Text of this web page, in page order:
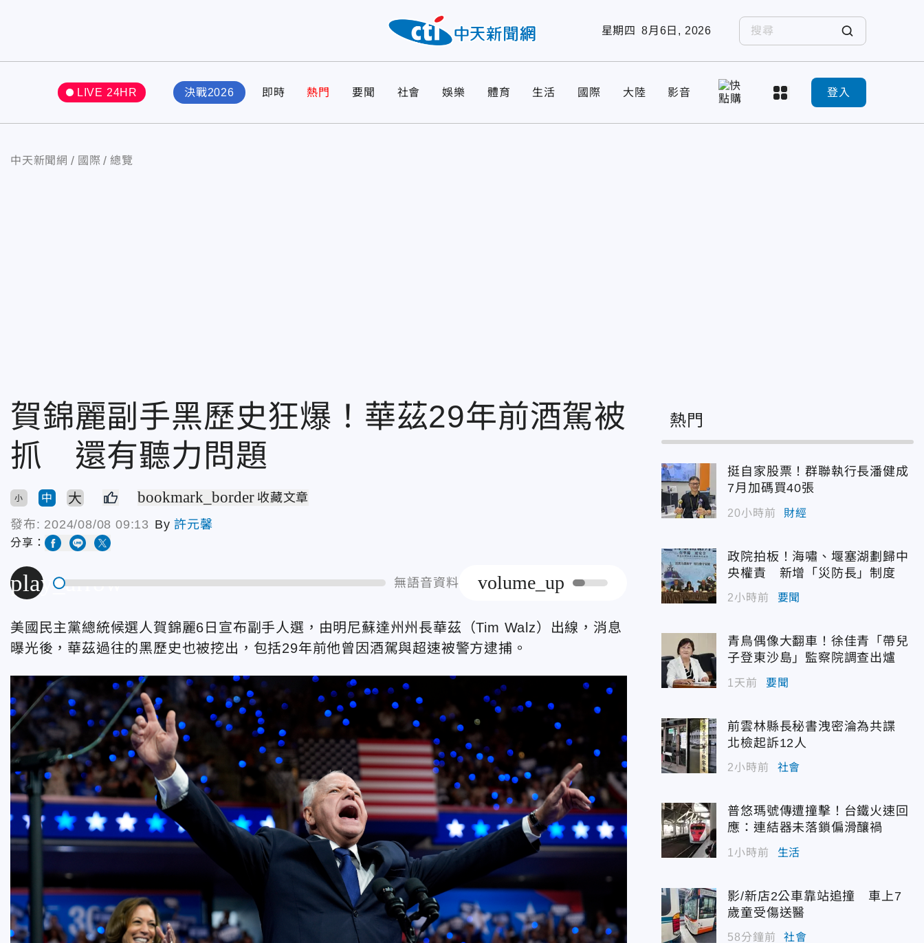
星期四 8月6日, 2026
LIVE 24HR 決戰2026 即時 熱門 要聞 社會 娛樂 體育 生活 國際 大陸 影音 登入
中天新聞網 國際 總覽
賀錦麗副手黑歷史狂爆！華茲29年前酒駕被
抓 還有聽力問題
小 中 大 bookmark_border 收藏文章
發布: 2024/08/08 09:13 By許元馨
分享：
play_arrow 無語音資料 volume_up
美國民主黨總統候選人賀錦麗6日宣布副手人選，由明尼蘇達州州長華茲（Tim Walz）出線，消息
曝光後，華茲過往的黑歷史也被挖出，包括29年前他曾因酒駕與超速被警方逮捕。
熱門
挺自家股票！群聯執行長潘健成
7月加碼買40張
20小時前 財經
政院拍板！海嘯、堰塞湖劃歸中
央權責 新增「災防長」制度
2小時前 要聞
青鳥偶像大翻車！徐佳青「帶兒
子登東沙島」監察院調查出爐
1天前 要聞
前雲林縣長秘書洩密淪為共諜
北檢起訴12人
2小時前 社會
普悠瑪號傳遭撞擊！台鐵火速回
應：連結器未落鎖偏滑釀禍
1小時前 生活
影/新店2公車靠站追撞 車上7
歲童受傷送醫
58分鐘前 社會